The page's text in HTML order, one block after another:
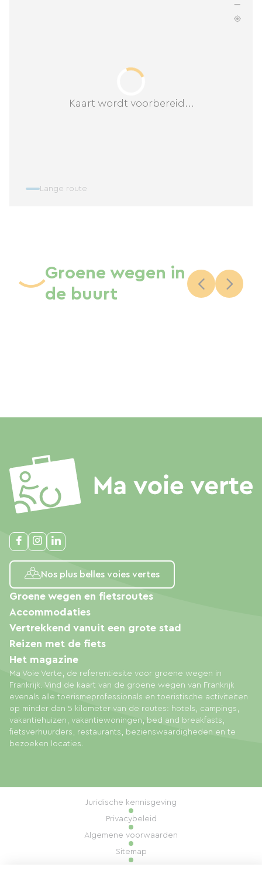
Kaart wordt voorbereid...
Lange route
Groene wegen in
de buurt
Nos plus belles voies vertes
Ma Voie Verte, de referentiesite voor groene wegen in
Frankrijk. Vind de kaart van de groene wegen van Frankrijk
evenals alle toerismeprofessionals en toeristische activiteiten
op minder dan 5 kilometer van de routes: hotels, campings,
vakantiehuizen, vakantiewoningen, bed and breakfasts,
fietsverhuurders, restaurants, bezienswaardigheden en te
bezoeken locaties.
Groene wegen en fietsroutes
Accommodaties
Vertrekkend vanuit een grote stad
Reizen met de fiets
Het magazine
Juridische kennisgeving
Privacybeleid
Algemene voorwaarden
Sitemap